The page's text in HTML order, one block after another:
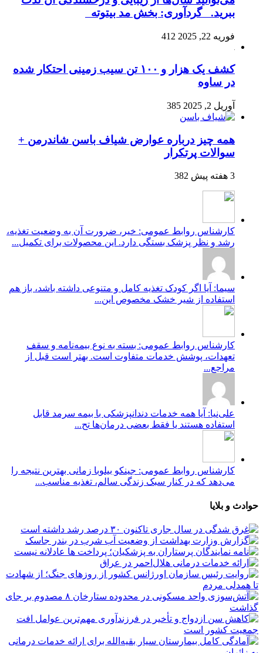
ببرید. گردآوری: بخش مد بیتوته
فوریه 22, 2025 412
کشف یک هزار و ۱۰۰ تن سیب زمینی احتکار شده
در ساوه
آوریل 2, 2025 385
همه چیز درباره عوارض شیاف باسن شاندرمن +
سوالات پرتکرار
3 هفته پیش 382
کارشناس روابط عمومی: خیر، ضرورت آن به وضعیت تغذیه،
رشد و نظر پزشک بستگی دارد. این محصولات برای تکمیل...
سیما: آیا اگر کودک تغذیه کامل و متنوعی داشته باشد، باز هم
استفاده از شیر خشک مخصوص این...
کارشناس روابط عمومی: بسته به نوع بیمه‌نامه و سقف
تعهدات، پوشش خدمات متفاوت است. بهتر است قبل از
مراجع...
علی‌نیا: آیا همه خدمات دندانپزشکی با بیمه سرمد قابل
استفاده هستند یا فقط بعضی درمان‌ها تح...
کارشناس روابط عمومی: جینکو بیلوبا زمانی بهترین نتیجه را
می‌دهد که در کنار سبک زندگی سالم، تغذیه مناسب...
حوادث و بلایا